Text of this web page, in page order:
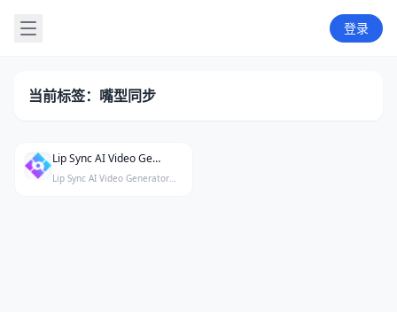
登录
当前标签：嘴型同步
Lip Sync AI Video Generator
Lip Sync AI Video Generator是一款AI驱动的嘴型同步视频生成工具，可在几秒钟内将语音或文字转化为逼真的说话视频。